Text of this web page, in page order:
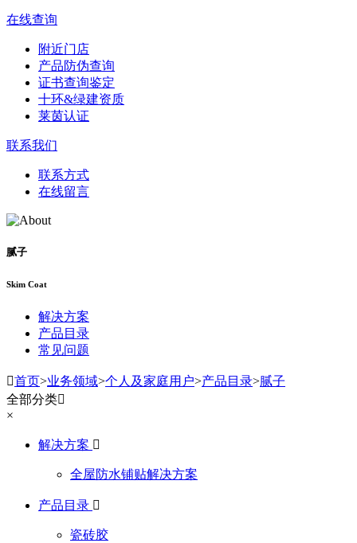
在线查询
附近门店
产品防伪查询
证书查询鉴定
十环&绿建资质
莱茵认证
联系我们
联系方式
在线留言
腻子
Skim Coat
解决方案
产品目录
常见问题
首页>业务领域>个人及家庭用户>产品目录>腻子
全部分类
×
解决方案 
全屋防水铺贴解决方案
产品目录 
瓷砖胶